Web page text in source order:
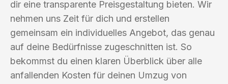
dir eine transparente Preisgestaltung bieten. Wir
nehmen uns Zeit für dich und erstellen
gemeinsam ein individuelles Angebot, das genau
auf deine Bedürfnisse zugeschnitten ist. So
bekommst du einen klaren Überblick über alle
anfallenden Kosten für deinen Umzug von